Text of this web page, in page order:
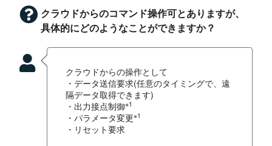
クラウドからのコマンド操作可とありますが、
具体的にどのようなことができますか？
クラウドからの操作として
・データ送信要求(任意のタイミングで、遠
隔データ取得できます)
・出力接点制御※1
・パラメータ変更※1
・リセット要求